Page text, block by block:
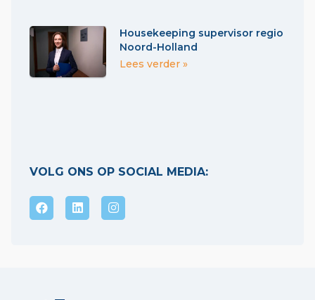
Housekeeping supervisor regio
Noord-Holland
Lees verder »
VOLG ONS OP SOCIAL MEDIA: